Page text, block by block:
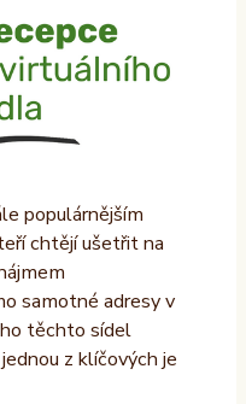
populárnějším
chtějí ušetřit na
samotné adresy v
těchto sídel
z klíčových je